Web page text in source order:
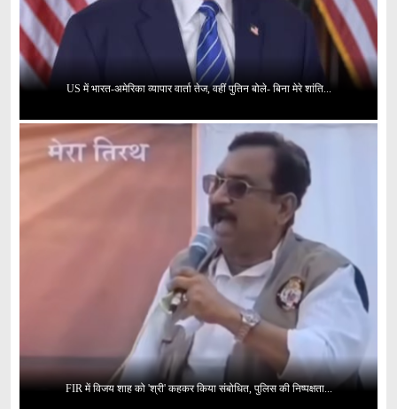
US में भारत-अमेरिका व्यापार वार्ता तेज, वहीं पुतिन बोले- बिना मेरे शांति...
FIR में विजय शाह को 'श्री' कहकर किया संबोधित, पुलिस की निष्पक्षता...